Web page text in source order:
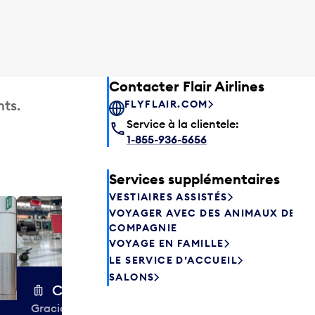
Chariots à bagages
Gracieuseté de la CIBC,
Excess
quelques
Contacter Flair Airlines
FLYFLAIR.COM
Service à la clientele:
1-855-936-5656
Services supplémentaires
VESTIAIRES ASSISTÉS
VOYAGER AVEC DES ANIMAUX DE
COMPAGNIE
VOYAGE EN FAMILLE
LE SERVICE D’ACCUEIL
SALONS